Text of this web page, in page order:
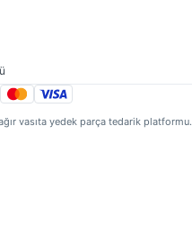
vasıta yedek parça tedarik platformu.